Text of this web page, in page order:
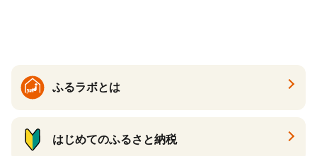
ふるラボとは
はじめてのふるさと納税